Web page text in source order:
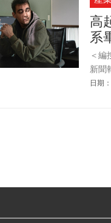
高
系
＜編
新聞
日期